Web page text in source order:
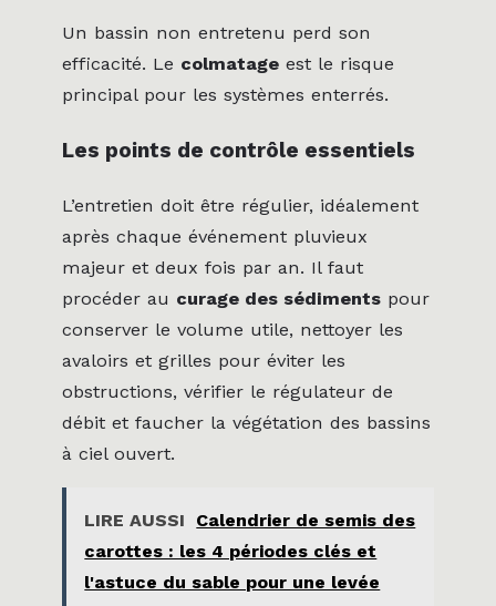
Un bassin non entretenu perd son
efficacité. Le colmatage est le risque
principal pour les systèmes enterrés.
Les points de contrôle essentiels
L’entretien doit être régulier, idéalement
après chaque événement pluvieux
majeur et deux fois par an. Il faut
procéder au curage des sédiments pour
conserver le volume utile, nettoyer les
avaloirs et grilles pour éviter les
obstructions, vérifier le régulateur de
débit et faucher la végétation des bassins
à ciel ouvert.
LIRE AUSSI
Calendrier de semis des
carottes : les 4 périodes clés et
l'astuce du sable pour une levée